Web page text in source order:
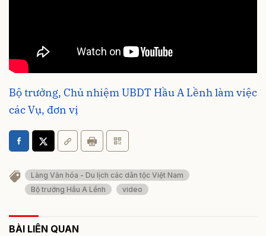
Bộ trưởng, Chủ nhiệm UBDT Hầu A Lềnh làm việc
các Vụ, đơn vị
Làng Văn hóa - Du lịch các dân tộc Việt Nam
Bộ trưởng Hầu A Lềnh
video
BÀI LIÊN QUAN